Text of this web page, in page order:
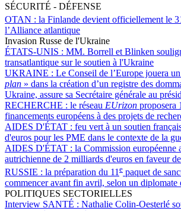
SÉCURITÉ - DÉFENSE
OTAN : la Finlande devient officiellement le
l’Alliance atlantique
Invasion Russe de l'Ukraine
ÉTATS-UNIS : MM. Borrell et Blinken
transatlantique sur le soutien à l'Ukraine
UKRAINE : Le Conseil de l’Europe jouera
plan » dans la création d’un registre des
Ukraine, assure sa Secrétaire générale au
RECHERCHE : le réseau EUrizon proposera
financements européens à des projets de
AIDES D'ÉTAT : feu vert à un soutien
d'euros pour les PME dans le contexte de la
AIDES D'ÉTAT : la Commission européenne
autrichienne de 2 milliards d'euros en faveur de
RUSSIE : la préparation du 11e paquet de
commencer avant fin avril, selon un diplomate
POLITIQUES SECTORIELLES
Interview SANTÉ : Nathalie Colin-Oesterlé